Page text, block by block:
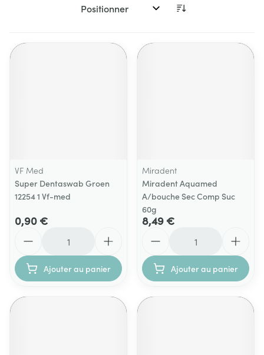
Trier par:
VF Med
Super Dentaswab Groen
12254 1 Vf-med
0,90 €
Ajouter au panier
Miradent
Miradent Aquamed
A/bouche Sec Comp Suc
60g
8,49 €
Ajouter au panier